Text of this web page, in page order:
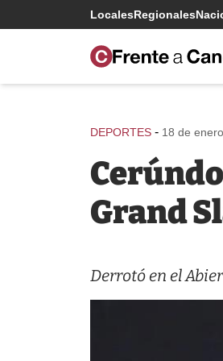
LocalesRegionales
DEPORTES - 18 de
Grand
Derrotó en el